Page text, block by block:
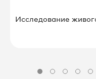
Исследование